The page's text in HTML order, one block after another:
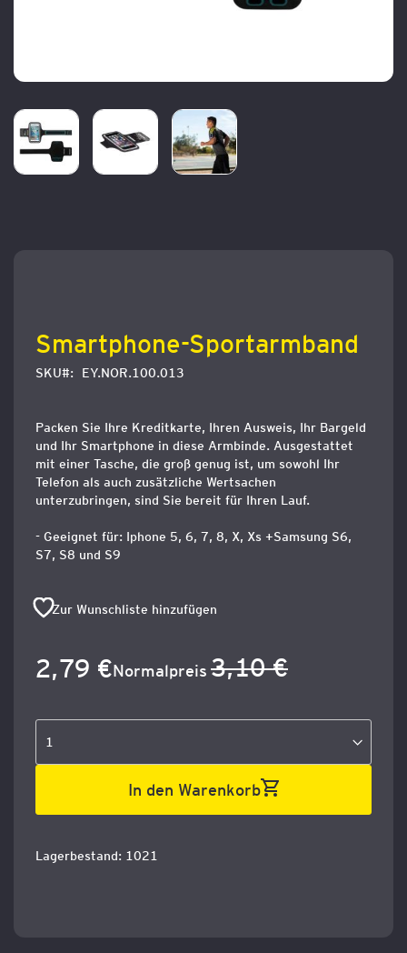
Smartphone-Sportarmband
SKU EY.NOR.100.013
Packen Sie Ihre Kreditkarte, Ihren Ausweis, Ihr Bargeld
und Ihr Smartphone in diese Armbinde. Ausgestattet
mit einer Tasche, die groß genug ist, um sowohl Ihr
Telefon als auch zusätzliche Wertsachen
unterzubringen, sind Sie bereit für Ihren Lauf.
- Geeignet für: Iphone 5, 6, 7, 8, X, Xs +Samsung S6,
S7, S8 und S9
Zur Wunschliste hinzufügen
Sonderangebot
2,79 €Normalpreis 3,10 €
In den Warenkorb
Lagerbestand: 1021